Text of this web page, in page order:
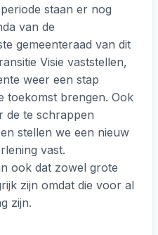
staan er nog
van de
gemeenteraad van dit
Visie vaststellen,
weer een stap
toekomst brengen. Ook
de te schrappen
stellen we een nieuw
vast.
ook dat zowel grote
zijn omdat die voor al
zijn.